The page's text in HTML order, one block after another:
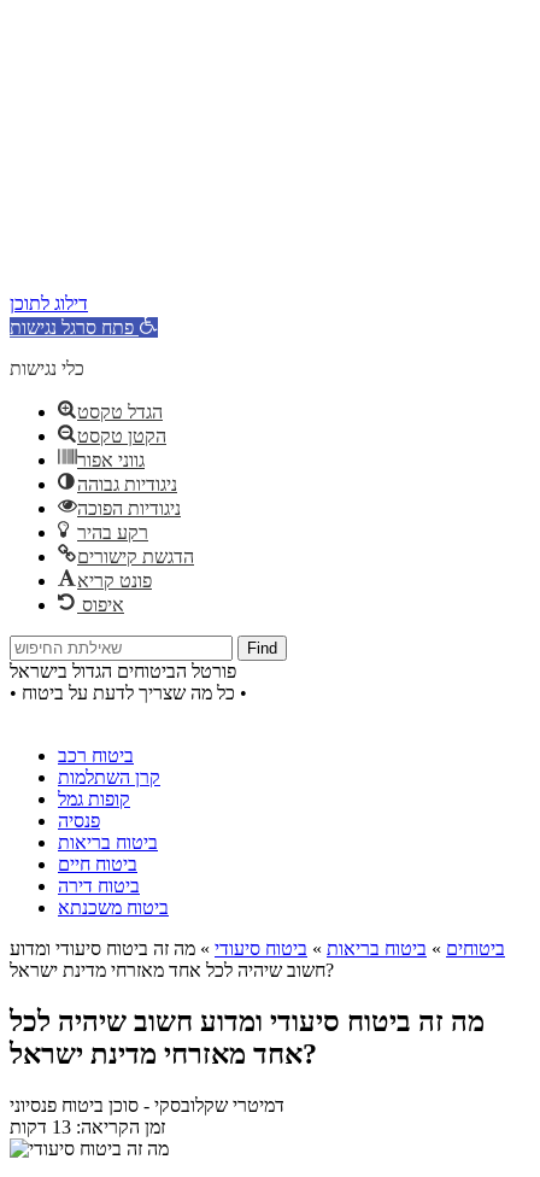
דילוג לתוכן
פתח סרגל נגישות
כלי נגישות
הגדל טקסט
הקטן טקסט
גווני אפור
ניגודיות גבוהה
ניגודיות הפוכה
רקע בהיר
הדגשת קישורים
פונט קריא
איפוס
Find
פורטל הביטוחים הגדול בישראל
• כל מה שצריך לדעת על ביטוח •
ביטוח רכב
קרן השתלמות
קופות גמל
פנסיה
ביטוח בריאות
ביטוח חיים
ביטוח דירה
ביטוח משכנתא
ביטוחים » ביטוח בריאות » ביטוח סיעודי » מה זה ביטוח סיעודי ומדוע
חשוב שיהיה לכל אחד מאזרחי מדינת ישראל?
מה זה ביטוח סיעודי ומדוע חשוב שיהיה לכל
אחד מאזרחי מדינת ישראל?
דמיטרי שקלובסקי - סוכן ביטוח פנסיוני
זמן הקריאה: 13 דקות